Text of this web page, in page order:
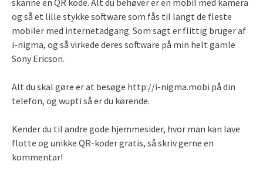
skanne en QR kode. Alt du behøver er en mobil med kamera
og så et lille stykke software som fås til langt de fleste
mobiler med internetadgang. Som sagt er flittig bruger af
i-nigma, og så virkede deres software på min helt gamle
Sony Ericson.
Alt du skal gøre er at besøge http://i-nigma.mobi på din
telefon, og wupti så er du kørende.
Kender du til andre gode hjemmesider, hvor man kan lave
flotte og unikke QR-koder gratis, så skriv gerne en
kommentar!